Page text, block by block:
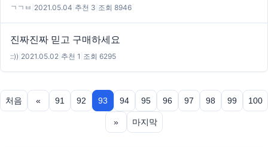
ㄱㄱㅂ 2021.05.04 추천 3 조회 8946
진짜진짜 믿고 구매하세요
::)) 2021.05.02 추천 1 조회 6295
처음 « 91 92 93 94 95 96 97 98 99 100
» 마지막